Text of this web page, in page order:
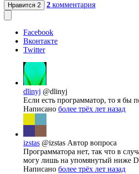
Нравится 2 2 комментария
Facebook
Вконтакте
Twitter
dlinyj @dlinyj
Если есть программатор, то я бы
Написано более трёх лет назад
izstas @izstas Автор вопроса
Программатора нет, так что в
могу лишь на упомянутый ниже
Написано более трёх лет назад